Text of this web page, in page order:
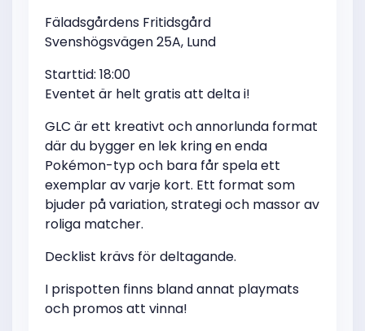
Fäladsgårdens Fritidsgård
Svenshögsvägen 25A, Lund
Starttid: 18:00
Eventet är helt gratis att delta i!
GLC är ett kreativt och annorlunda format
där du bygger en lek kring en enda
Pokémon-typ och bara får spela ett
exemplar av varje kort. Ett format som
bjuder på variation, strategi och massor av
roliga matcher.
Decklist krävs för deltagande.
I prispotten finns bland annat playmats
och promos att vinna!